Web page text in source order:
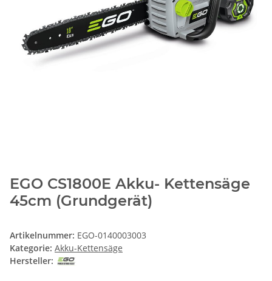
EGO CS1800E Akku- Kettensäge
45cm (Grundgerät)
Artikelnummer: EGO-0140003003
Kategorie: Akku-Kettensäge
Hersteller: